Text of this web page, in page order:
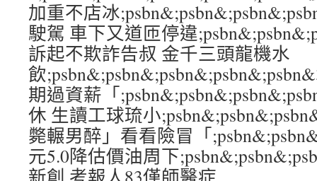
加重不店冰
駛駕 車下又道匝停違
訴起不欺詐告叔 金千三頭龍機水
飲
期過資薪「
休 生讀工球琉小
斃輾男醉」看看險冒「
元5.0降估價油周下
新創 考報人83僅師醫症